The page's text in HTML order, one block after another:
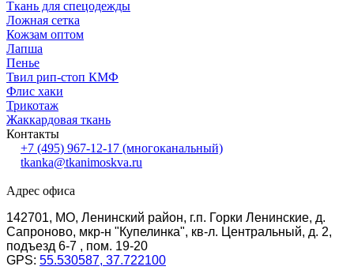
Ткань для спецодежды
Ложная сетка
Кожзам оптом
Лапша
Пенье
Твил рип-стоп КМФ
Флис хаки
Трикотаж
Жаккардовая ткань
Контакты
+7 (495) 967-12-17 (многоканальный)
tkanka@tkanimoskva.ru
Адрес офиса
142701, МО, Ленинский район, г.п. Горки Ленинские, д.
Сапроново, мкр-н "Купелинка", кв-л. Центральный, д. 2,
подъезд 6-7 , пом. 19-20
GPS: 55.530587, 37.722100